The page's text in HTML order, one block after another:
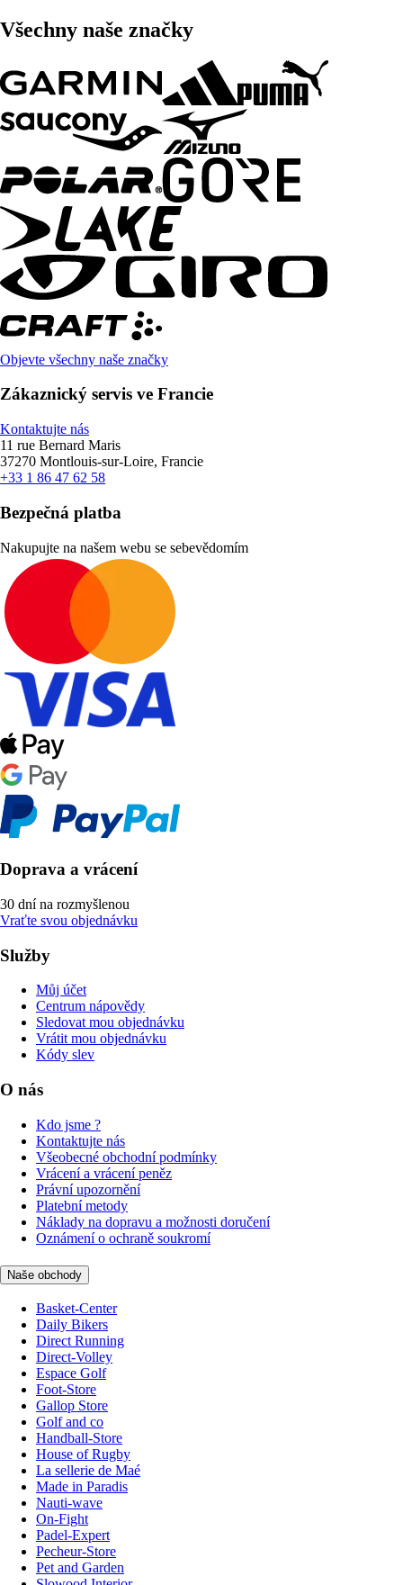
Všechny naše značky
Objevte všechny naše značky
Zákaznický servis ve Francie
Kontaktujte nás
11 rue Bernard Maris
37270 Montlouis-sur-Loire, Francie
+33 1 86 47 62 58
Bezpečná platba
Nakupujte na našem webu se sebevědomím
Doprava a vrácení
30 dní na rozmyšlenou
Vraťte svou objednávku
Služby
Můj účet
Centrum nápovědy
Sledovat mou objednávku
Vrátit mou objednávku
Kódy slev
O nás
Kdo jsme ?
Kontaktujte nás
Všeobecné obchodní podmínky
Vrácení a vrácení peněz
Právní upozornění
Platební metody
Náklady na dopravu a možnosti doručení
Oznámení o ochraně soukromí
Naše obchody
Basket-Center
Daily Bikers
Direct Running
Direct-Volley
Espace Golf
Foot-Store
Gallop Store
Golf and co
Handball-Store
House of Rugby
La sellerie de Maé
Made in Paradis
Nauti-wave
On-Fight
Padel-Expert
Pecheur-Store
Pet and Garden